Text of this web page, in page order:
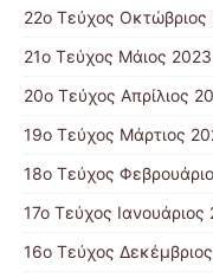
22ο Τεύχος Οκτώβριος
21ο Τεύχος Μάιος 2023
20ο Τεύχος Απρίλιος
19ο Τεύχος Μάρτιος
18ο Τεύχος
17ο Τεύχος Ιανουάριος
16ο Τεύχος